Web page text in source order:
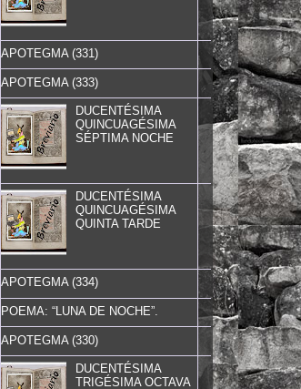
APOTEGMA (331)
APOTEGMA (333)
DUCENTÉSIMA
QUINCUAGÉSIMA
SÉPTIMA NOCHE
DUCENTÉSIMA
QUINCUAGÉSIMA
QUINTA TARDE
APOTEGMA (334)
POEMA: “LUNA DE NOCHE”.
APOTEGMA (330)
DUCENTÉSIMA
TRIGÉSIMA OCTAVA